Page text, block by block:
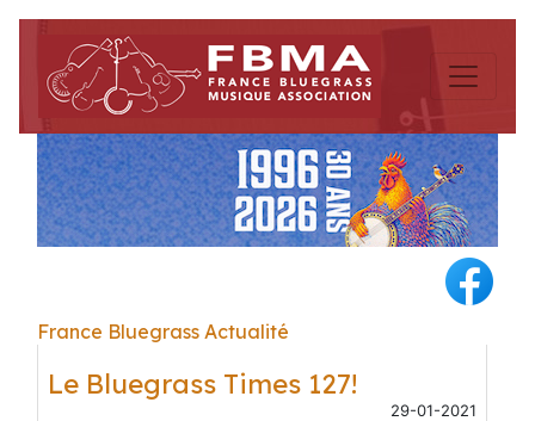
France Bluegrass Actualité
Le Bluegrass Times 127!
29-01-2021